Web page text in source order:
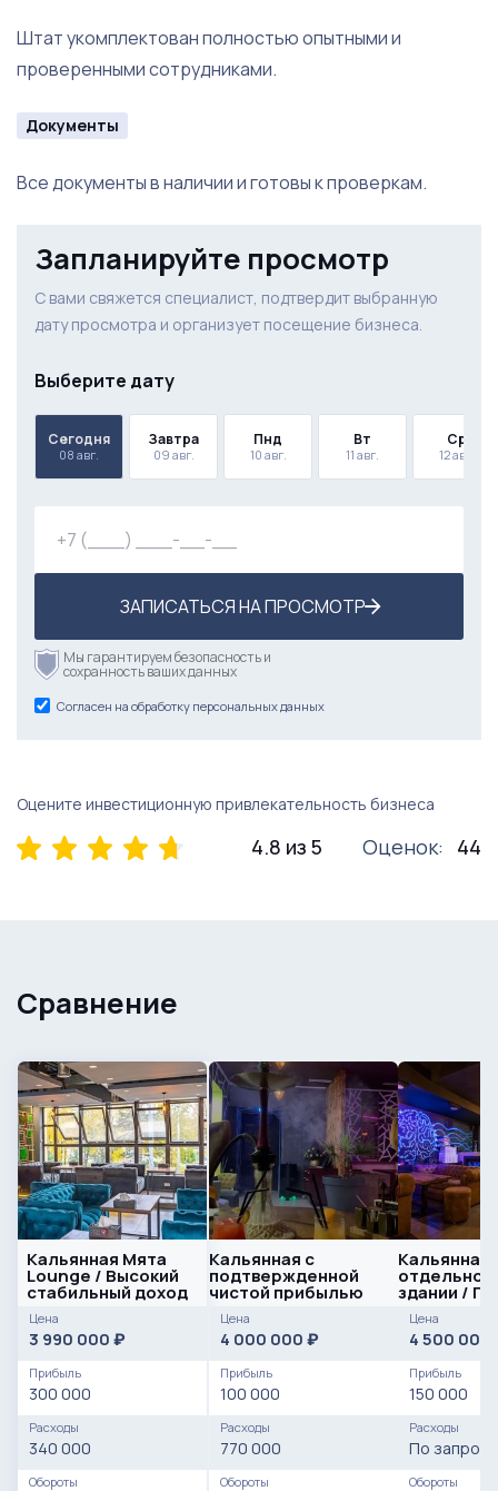
Инструкции
Чек - листы
Стратегия по привлечению новых клиентов
Штат укомплектован полностью опытными и
проверенными сотрудниками.
Документы
Все документы в наличии и готовы к проверкам.
Запланируйте просмотр
С вами свяжется специалист, подтвердит выбранную
дату просмотра и организует посещение бизнеса.
Выберите дату
Сегодня
08 авг.
Завтра
09 авг.
Пнд
10 авг.
Вт
11 авг.
Ср
12 авг.
ЗАПИСАТЬСЯ НА ПРОСМОТР
Мы гарантируем безопасность и
сохранность ваших данных
Согласен на обработку персональных данных
Оцените инвестиционную привлекательность бизнеса
4.8 из 5 Оценок: 44
Сравнение
Кальянная Мята
Lounge / Высокий
стабильный доход
Цена
3 990 000 ₽
Прибыль
300 000
Расходы
340 000
Обороты
Кальянная с
подтвержденной
чистой прибылью
Цена
4 000 000 ₽
Прибыль
100 000
Расходы
770 000
Обороты
Кальянная
отдельно
здании /
клиенты
Цена
4 500 000
Прибыль
150 000
Расходы
По запросу
Обороты